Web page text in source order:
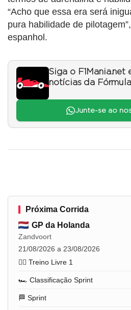
“Acho que essa era será
pura habilidade de
espanhol.
Siga o F1Mania.net
notícias da
Junte-se ao
Próxima Corrida
GP da Holanda
Zandvoort
21/08/2026 a 23/08/2026
🏋️‍♂️ Treino Livre 1
🏎️ Classificação Sprint
🏁 Sprint